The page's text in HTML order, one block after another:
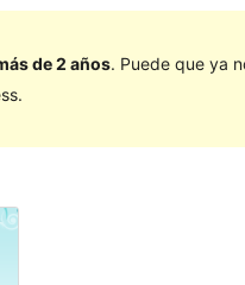
de 2 años. Puede que ya